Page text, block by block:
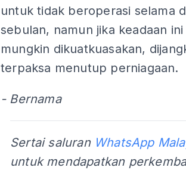
untuk tidak beroperasi selama
sebulan, namun jika keadaan
mungkin dikuatkuasakan,
terpaksa menutup perniagaan.
- Bernama
Sertai saluran WhatsApp
untuk mendapatkan